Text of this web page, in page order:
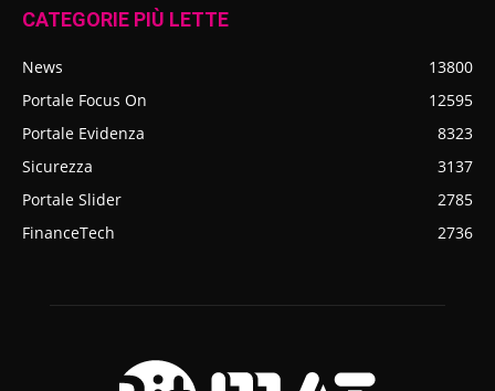
CATEGORIE PIÙ LETTE
News
13800
Portale Focus On
12595
Portale Evidenza
8323
Sicurezza
3137
Portale Slider
2785
FinanceTech
2736